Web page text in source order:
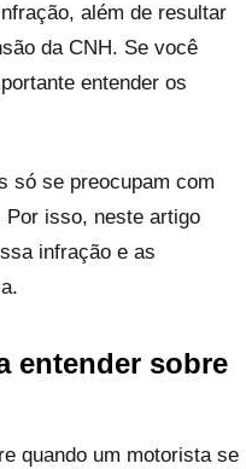
além de resultar
da CNH. Se você
entender os
só se preocupam com
Por isso, neste artigo
infração e as
entender sobre
quando um motorista se